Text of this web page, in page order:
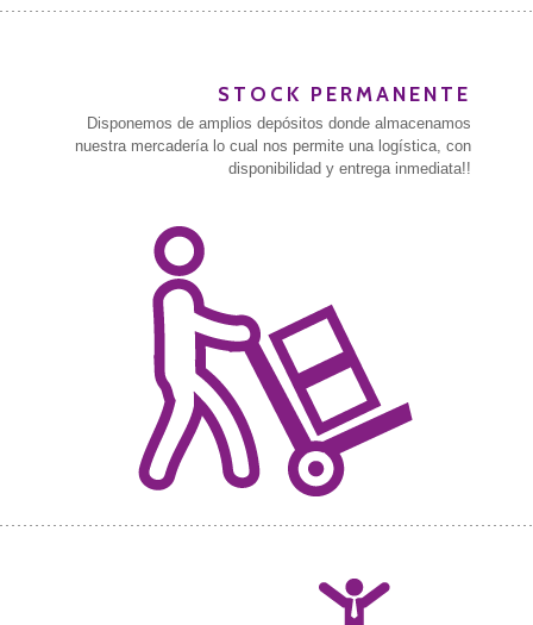
STOCK PERMANENTE
Disponemos de amplios depósitos donde almacenamos
nuestra mercadería lo cual nos permite una logística, con
disponibilidad y entrega inmediata!!